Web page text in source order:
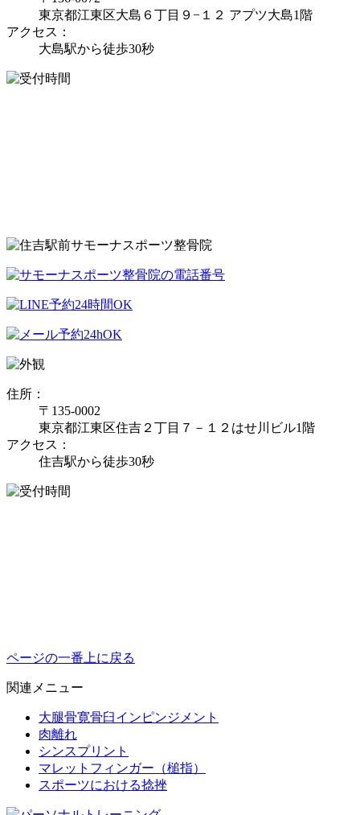
東京都江東区大島６丁目９−１２ アプツ大島1階
アクセス：
大島駅から徒歩30秒
住所：
〒135-0002
東京都江東区住吉２丁目７－１２はせ川ビル1階
アクセス：
住吉駅から徒歩30秒
ページの一番上に戻る
関連メニュー
大腿骨寛骨臼インピンジメント
肉離れ
シンスプリント
マレットフィンガー（槌指）
スポーツにおける捻挫